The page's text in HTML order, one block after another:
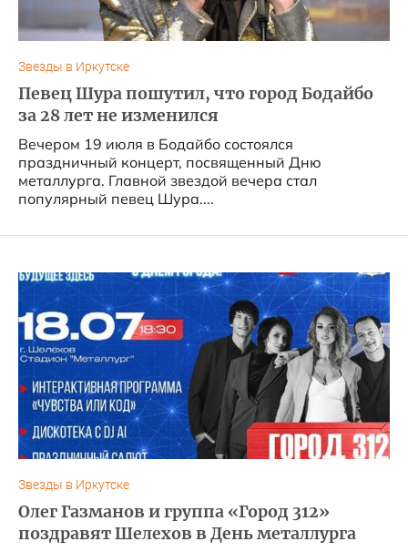
Звезды в Иркутске
Певец Шура пошутил, что город Бодайбо
за 28 лет не изменился
Вечером 19 июля в Бодайбо состоялся
праздничный концерт, посвященный Дню
металлурга. Главной звездой вечера стал
популярный певец Шура....
Звезды в Иркутске
Олег Газманов и группа «Город 312»
поздравят Шелехов в День металлурга